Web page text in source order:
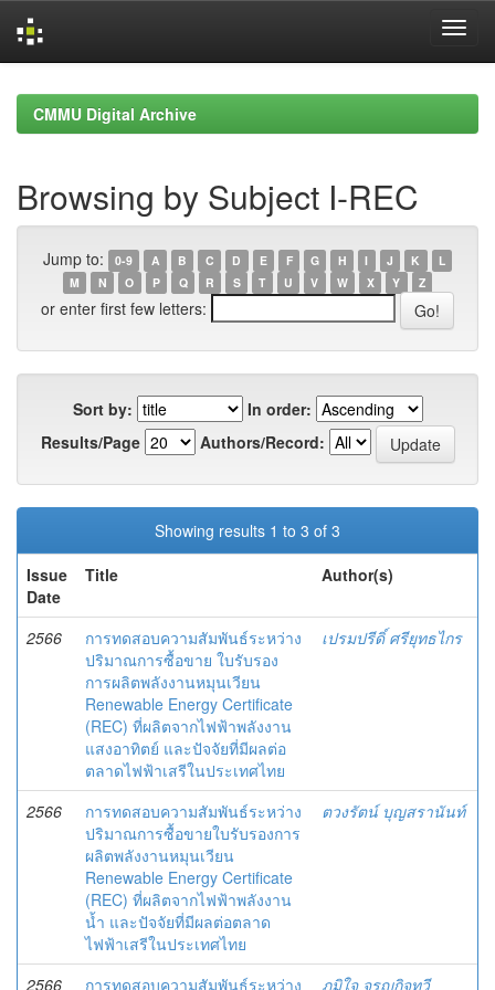
navigationCMMU Digital Archive
Browsing by Subject I-REC
Jump to: 0-9 A B C D E F G H I J K
L
M
N O P Q R S T U V W X Y Z
or enter first few letters:
Sort by:
In order:
Results/Page
Authors/Record:
Showing results 1 to 3 of 3
Issue
Date
Title Author(s)
2566
การทดสอบความสัมพันธ์ระหว่าง
ปริมาณการซื้อขาย ใบรับรอง
การผลิตพลังงานหมุนเวียน
Renewable Energy Certificate
(REC) ที่ผลิตจากไฟฟ้าพลังงาน
แสงอาทิตย์ และปัจจัยที่มีผลต่อ
ตลาดไฟฟ้าเสรีในประเทศไทย
เปรมปรีดิ์ ศรียุทธไกร
2566
การทดสอบความสัมพันธ์ระหว่าง
ปริมาณการซื้อขายใบรับรองการ
ผลิตพลังงานหมุนเวียน
Renewable Energy Certificate
(REC) ที่ผลิตจากไฟฟ้าพลังงาน
น้ำ และปัจจัยที่มีผลต่อตลาด
ไฟฟ้าเสรีในประเทศไทย
ตวงรัตน์ บุญสรานันท์
2566 การทดสอบความสัมพันธ์ระหว่าง ภูมิใจ จรูญกิจทวี